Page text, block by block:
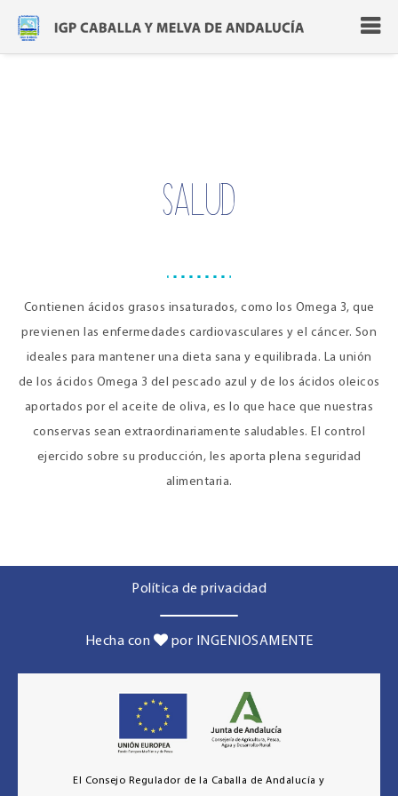
SALUD
Contienen ácidos grasos insaturados, como los Omega 3, que
previenen las enfermedades cardiovasculares y el cáncer. Son
ideales para mantener una dieta sana y equilibrada. La unión
de los ácidos Omega 3 del pescado azul y de los ácidos oleicos
aportados por el aceite de oliva, es lo que hace que nuestras
conservas sean extraordinariamente saludables. El control
ejercido sobre su producción, les aporta plena seguridad
alimentaria.
Política de privacidad
Hecha con por INGENIOSAMENTE
El Consejo Regulador de la Caballa de Andalucía y